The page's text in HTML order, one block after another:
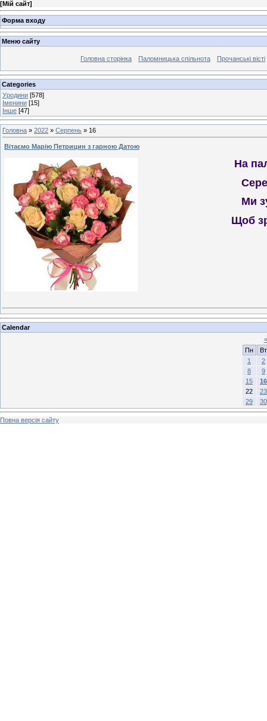
[Мій сайт]
Форма входу
Меню сайту
Головна сторінка Паломницька спільнота Прочанські вісті
Categories
Уродини [578]
Іменини [15]
Інше [47]
Головна » 2022 » Серпень » 16
Вітаємо Марію Петрицин з гарною Датою
На
Ми
Щоб
Calendar
«
Пн
Вт
1
2
8
9
15
16
22
23
29
30
Повна версія сайту